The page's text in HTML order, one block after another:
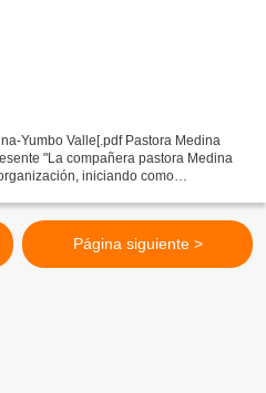
Yumbo Valle[.pdf Pastora Medina
"La compañera pastora Medina
iniciando como
Página siguiente >